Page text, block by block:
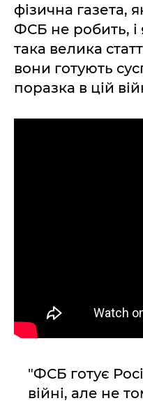
фізична газета,
ФСБ не робить, і
така велика
вони готують
поразка в цій
"ФСБ готує
війні, але не